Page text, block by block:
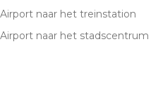
naar het treinstation
naar het stadscentrum